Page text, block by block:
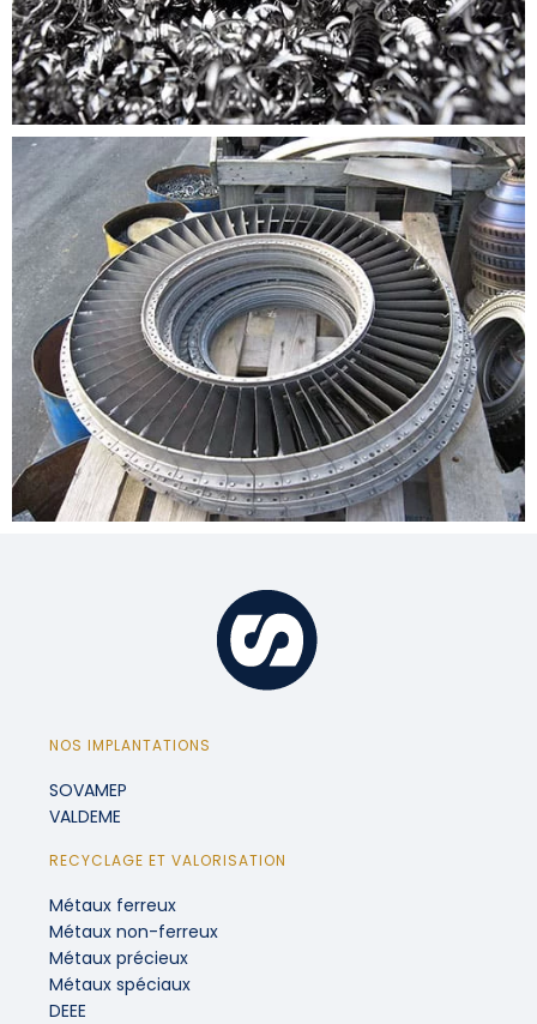
NOS IMPLANTATIONS
SOVAMEP
VALDEME
RECYCLAGE ET VALORISATION
Métaux ferreux
Métaux non-ferreux
Métaux précieux
Métaux spéciaux
DEEE